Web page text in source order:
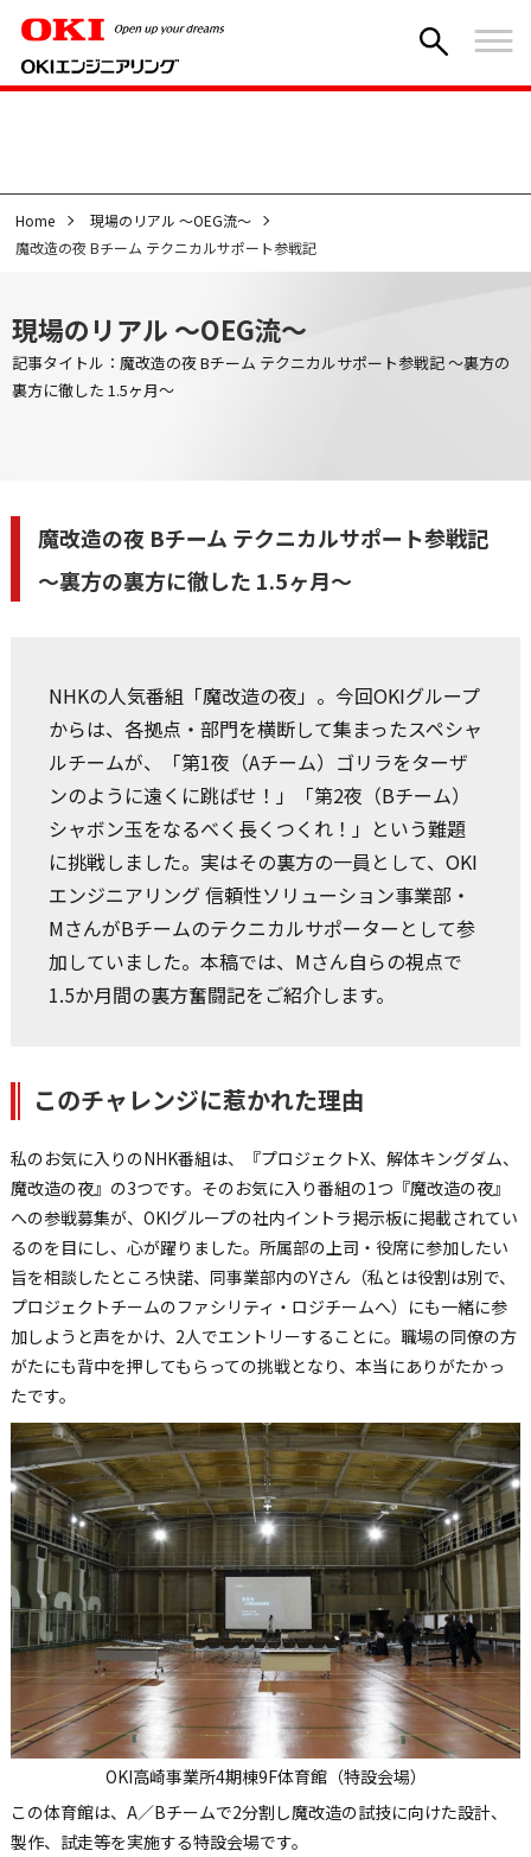
Home
現場のリアル ～OEG流～
魔改造の夜 Bチーム テクニカルサポート参戦記
現場のリアル ～OEG流～
記事タイトル：魔改造の夜 Bチーム テクニカルサポート参戦記 ～裏方の
裏方に徹した 1.5ヶ月～
魔改造の夜 Bチーム テクニカルサポート参戦記
～裏方の裏方に徹した 1.5ヶ月～
NHKの人気番組「魔改造の夜」。今回OKIグループ
からは、各拠点・部門を横断して集まったスペシャ
ルチームが、「第1夜（Aチーム）ゴリラをターザ
ンのように遠くに跳ばせ！」「第2夜（Bチーム）
シャボン玉をなるべく長くつくれ！」という難題
に挑戦しました。実はその裏方の一員として、OKI
エンジニアリング 信頼性ソリューション事業部・
MさんがBチームのテクニカルサポーターとして参
加していました。本稿では、Mさん自らの視点で
1.5か月間の裏方奮闘記をご紹介します。
このチャレンジに惹かれた理由
私のお気に入りのNHK番組は、『プロジェクトX、解体キングダム、
魔改造の夜』の3つです。そのお気に入り番組の1つ『魔改造の夜』
への参戦募集が、OKIグループの社内イントラ掲示板に掲載されてい
るのを目にし、心が躍りました。所属部の上司・役席に参加したい
旨を相談したところ快諾、同事業部内のYさん（私とは役割は別で、
プロジェクトチームのファシリティ・ロジチームへ）にも一緒に参
加しようと声をかけ、2人でエントリーすることに。職場の同僚の方
がたにも背中を押してもらっての挑戦となり、本当にありがたかっ
たです。
OKI高崎事業所4期棟9F体育館（特設会場）
この体育館は、A／Bチームで2分割し魔改造の試技に向けた設計、
製作、試走等を実施する特設会場です。